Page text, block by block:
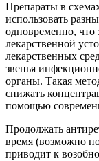
Препараты в
использовать
одновременно, что
лекарственной
лекарственных
звенья
органы. Такая
снижать
помощью
Продолжать
время (возможно
приводит к